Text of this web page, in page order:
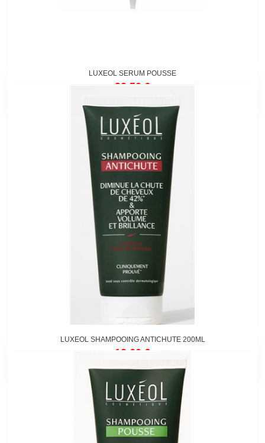
LUXEOL SERUM POUSSE
32,50 €
LUXEOL SHAMPOOING ANTICHUTE 200ML
12,60 €